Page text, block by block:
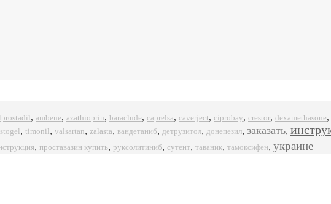
, ambene, azathioprin, baraclude, caprelsa, caverject, ciprobay, crestor, dexamethasone,
, timonil, valsartan, zalasta, вандетаниб, детрузитол, донепезил, заказать,
, проставазин купить, руксолитиниб, сутент, таваник, тамоксифен, украине